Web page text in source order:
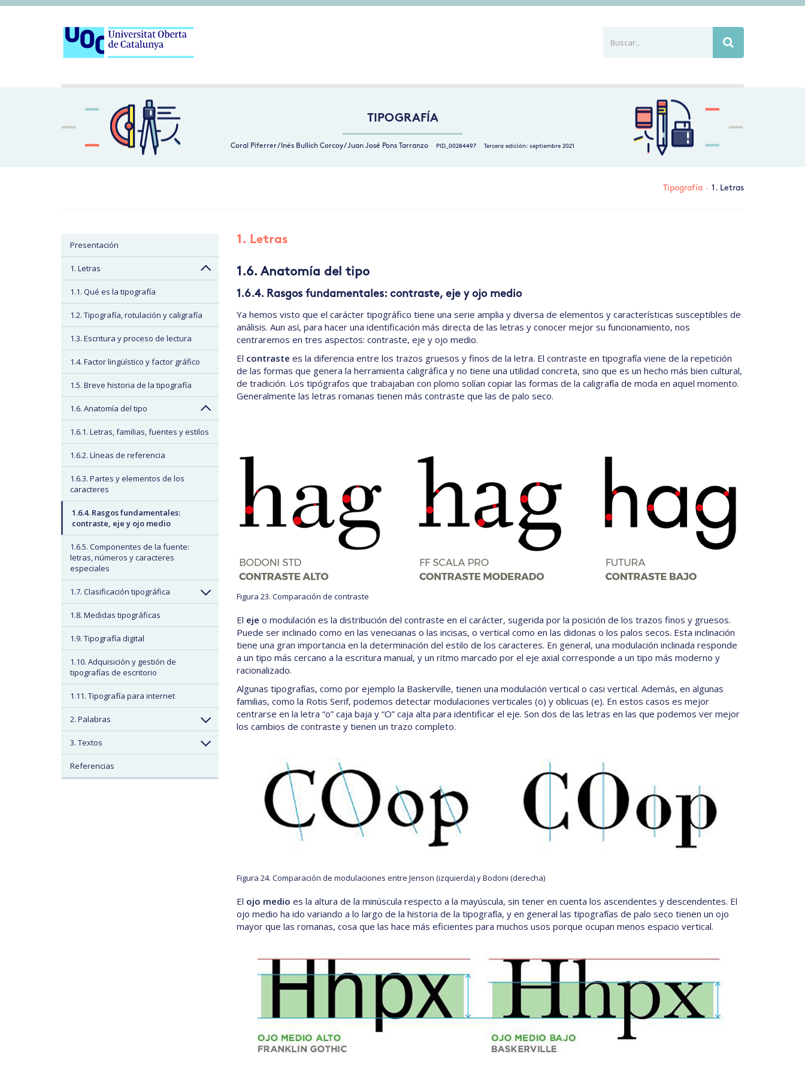
TIPOGRAFÍA
Coral Piferrer / Inés Bullich Corcoy / Juan José Pons Tarranzo PID_00284497 Tercera edición: septiembre 2021
Tipografía · 1. Letras
Presentación
1. Letras
1.1. Qué es la tipografía
1.2. Tipografía, rotulación y caligrafía
1.3. Escritura y proceso de lectura
1.4. Factor lingüístico y factor gráfico
1.5. Breve historia de la tipografía
1.6. Anatomía del tipo
1.6.1. Letras, familias, fuentes y estilos
1.6.2. Líneas de referencia
1.6.3. Partes y elementos de los
caracteres
1.6.4. Rasgos fundamentales:
contraste, eje y ojo medio
1.6.5. Componentes de la fuente:
letras, números y caracteres
especiales
1.7. Clasificación tipográfica
1.8. Medidas tipográficas
1.9. Tipografía digital
1.10. Adquisición y gestión de
tipografías de escritorio
1.11. Tipografía para internet
2. Palabras
3. Textos
Referencias
1. Letras
1.6. Anatomía del tipo
1.6.4. Rasgos fundamentales: contraste, eje y ojo medio
Ya hemos visto que el carácter tipográfico tiene una serie amplia y diversa de elementos y características susceptibles de
análisis. Aun así, para hacer una identificación más directa de las letras y conocer mejor su funcionamiento, nos
centraremos en tres aspectos: contraste, eje y ojo medio.
El contraste es la diferencia entre los trazos gruesos y finos de la letra. El contraste en tipografía viene de la repetición
de las formas que genera la herramienta caligráfica y no tiene una utilidad concreta, sino que es un hecho más bien cultural,
de tradición. Los tipógrafos que trabajaban con plomo solían copiar las formas de la caligrafía de moda en aquel momento.
Generalmente las letras romanas tienen más contraste que las de palo seco.
Figura 23. Comparación de contraste
El eje o modulación es la distribución del contraste en el carácter, sugerida por la posición de los trazos finos y gruesos.
Puede ser inclinado como en las venecianas o las incisas, o vertical como en las didonas o los palos secos. Esta inclinación
tiene una gran importancia en la determinación del estilo de los caracteres. En general, una modulación inclinada responde
a un tipo más cercano a la escritura manual, y un ritmo marcado por el eje axial corresponde a un tipo más moderno y
racionalizado.
Algunas tipografías, como por ejemplo la Baskerville, tienen una modulación vertical o casi vertical. Además, en algunas
familias, como la Rotis Serif, podemos detectar modulaciones verticales (o) y oblicuas (e). En estos casos es mejor
centrarse en la letra “o” caja baja y “O” caja alta para identificar el eje. Son dos de las letras en las que podemos ver mejor
los cambios de contraste y tienen un trazo completo.
Figura 24. Comparación de modulaciones entre Jenson (izquierda) y Bodoni (derecha)
El ojo medio es la altura de la minúscula respecto a la mayúscula, sin tener en cuenta los ascendentes y descendentes. El
ojo medio ha ido variando a lo largo de la historia de la tipografía, y en general las tipografías de palo seco tienen un ojo
mayor que las romanas, cosa que las hace más eficientes para muchos usos porque ocupan menos espacio vertical.